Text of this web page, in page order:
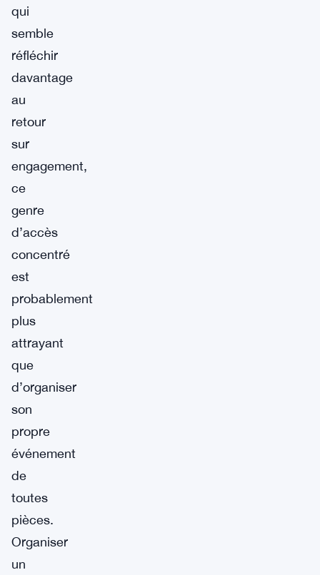
qui
semble
réfléchir
davantage
au
retour
sur
engagement,
ce
genre
d’accès
concentré
est
probablement
plus
attrayant
que
d’organiser
son
propre
événement
de
toutes
pièces.
Organiser
un